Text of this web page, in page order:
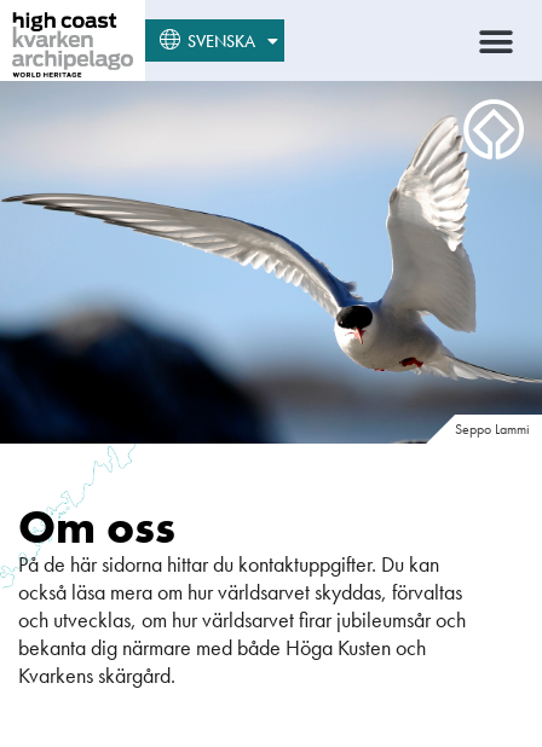
SVENSKA
ENGLISH
Om oss
På de här sidorna hittar du kontaktuppgifter. Du kan
också läsa mera om hur världsarvet skyddas, förvaltas
och utvecklas, om hur världsarvet firar jubileumsår och
bekanta dig närmare med både Höga Kusten och
Kvarkens skärgård.
Seppo Lammi